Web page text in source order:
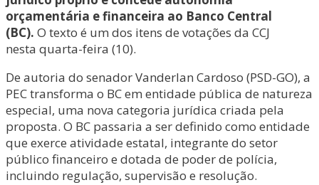
orçamentária e financeira ao Banco Central
(BC). O texto é um dos itens de votações da CCJ
nesta quarta-feira (10).
De autoria do senador Vanderlan Cardoso (PSD-GO), a
PEC transforma o BC em entidade pública de natureza
especial, uma nova categoria jurídica criada pela
proposta. O BC passaria a ser definido como entidade
que exerce atividade estatal, integrante do setor
público financeiro e dotada de poder de polícia,
incluindo regulação, supervisão e resolução.